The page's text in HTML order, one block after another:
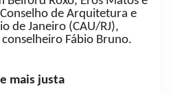
de Arquitetura e
de Janeiro (CAU/RJ),
Fábio Bruno.
mais justa